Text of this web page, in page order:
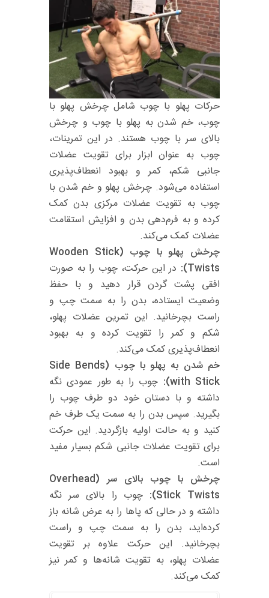
حرکات پهلو با چوب شامل چرخش پهلو با
چوب، خم شدن به پهلو با چوب و چرخش
بالای سر با چوب هستند. در این تمرینات،
چوب به عنوان ابزار برای تقویت عضلات
جانبی شکم، کمر و بهبود انعطاف‌پذیری
استفاده می‌شود. چرخش پهلو و خم شدن با
چوب به تقویت عضلات مرکزی بدن کمک
کرده و به فرم‌دهی بدن و افزایش استقامت
عضلات کمک می‌کند.
چرخش پهلو با چوب (Wooden Stick
Twists):
در این حرکت، چوب را به صورت
افقی پشت گردن قرار دهید و با حفظ
وضعیت ایستاده، بدن را به سمت چپ و
راست بچرخانید. این تمرین عضلات پهلو،
شکم و کمر را تقویت کرده و به بهبود
انعطاف‌پذیری کمک می‌کند.
خم شدن به پهلو با چوب (Side Bends
with Stick):
چوب را به طور عمودی نگه
داشته و با دستان خود دو طرف چوب را
بگیرید. سپس بدن را به سمت یک طرف خم
کنید و به حالت اولیه بازگردید. این حرکت
برای تقویت عضلات جانبی شکم بسیار مفید
است.
چرخش با چوب بالای سر (Overhead
Stick Twists):
چوب را بالای سر نگه
داشته و در حالی که پاها را به عرض شانه باز
کرده‌اید، بدن را به سمت چپ و راست
بچرخانید. این حرکت علاوه بر تقویت
عضلات پهلو، به تقویت شانه‌ها و کمر نیز
کمک می‌کند.